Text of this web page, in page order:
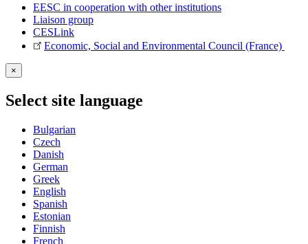
EESC in cooperation with other institutions
Liaison group
CESLink
Economic, Social and Environmental Council (France)
×
Select site language
Bulgarian
Czech
Danish
German
Greek
English
Spanish
Estonian
Finnish
French